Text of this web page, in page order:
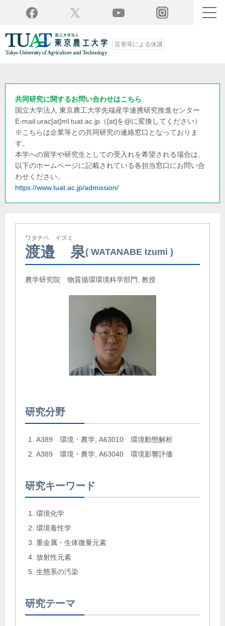
Facebook YouTube Instagram
災害等による休講
共同研究に関するお問い合わせはこちら
国立大学法人 東京農工大学先端産学連携研究推進センター
E-mail:urac[at]ml.tuat.ac.jp （[at]を@に変換してください）
※こちらは企業等との共同研究の連絡窓口となっておりま
す。
本学への留学や研究生としての受入れを希望される場合は、
以下のホームページに記載されている各担当窓口にお問い合
わせください。
https://www.tuat.ac.jp/admission/
渡邉 泉
ワタナベ イズミ
WATANABE Izumi
農学研究院 物質循環環境科学部門, 教授
研究分野
A389 環境・農学, A63010 環境動態解析
A389 環境・農学, A63040 環境影響評価
研究キーワード
環境化学
環境毒性学
重金属・生体微量元素
放射性元素
生態系の汚染
研究テーマ